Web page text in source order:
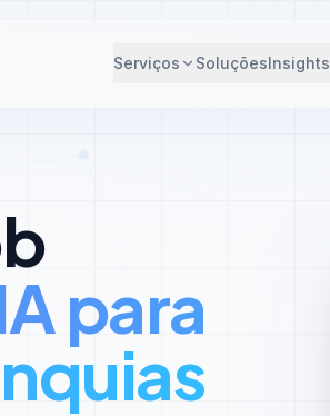
Serviços SoluçõesInsights
para